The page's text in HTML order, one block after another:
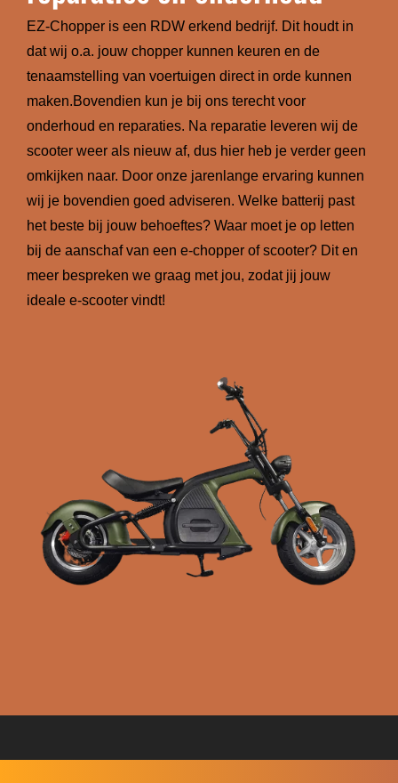
EZ-Chopper is een RDW erkend bedrijf. Dit houdt in
dat wij o.a. jouw chopper kunnen keuren en de
tenaamstelling van voertuigen direct in orde kunnen
maken.Bovendien kun je bij ons terecht voor
onderhoud en reparaties. Na reparatie leveren wij de
scooter weer als nieuw af, dus hier heb je verder geen
omkijken naar. Door onze jarenlange ervaring kunnen
wij je bovendien goed adviseren. Welke batterij past
het beste bij jouw behoeftes? Waar moet je op letten
bij de aanschaf van een e-chopper of scooter? Dit en
meer bespreken we graag met jou, zodat jij jouw
ideale e-scooter vindt!